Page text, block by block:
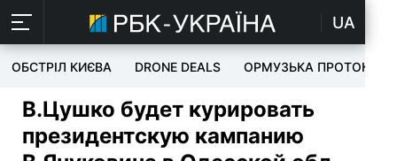
UA
ОБСТРІЛ КИЄВА DRONE DEALS ОРМУЗЬКА ПРОТОКА
В.Цушко будет курировать
президентскую кампанию